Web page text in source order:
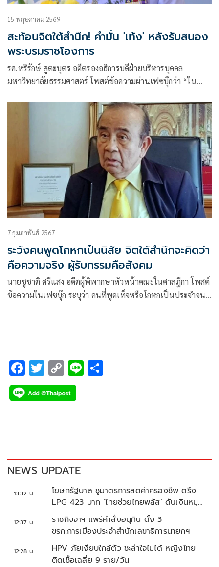
15 พฤษภาคม 2569
สะท้อนจิตใต้สำนึก! คำมั่น 'เท้ง' หลังรับสนอง
พระบรมราชโองการ
รศ.หริรักษ์ สูตะบุตร อดีตรองอธิการบดีฝ่ายบริหารบุคคล
มหาวิทยาลัยธรรมศาสตร์ โพสต์ข้อความผ่านเฟซบุ๊กว่า “ใน
สัญญาต่อพ่อแม่พี่น้องประชาชน
7 กุมภาพันธ์ 2567
ระวังคนพูดโกหกเป็นนิสัย จิตใต้สำนึกจะคิดว่า
คือความจริง ผู้รับกรรมคือสังคม
นายชูชาติ ศรีแสง อดีตผู้พิพากษาหัวหน้าคณะในศาลฎีกา โพสต์
ข้อความในเฟซบุ๊ก ระบุว่า คนที่พูดเท็จหรือโกหกเป็นประจำจน
F
ac
e
k
T
wi
tt
C
o
p
k
Li
NEWS UPDATE
13:32 น.
โฆษกรัฐบาล ชูมาตรการลดค่าครองชีพ ตรึง
LPG 423 บาท ‘ไทยช่วยไทยพลัส’ ดันเงินหมุน
แสนล้าน
12:37 น.
ราชกิจจาฯ แพร่คำสั่งอนุทิน ตั้ง 3
ขรก.การเมืองประจำสำนักเลขาธิการนายกฯ
12:28 น.
HPV ภัยเงียบใกล้ตัว ชะล่าใจไม่ได้ หญิงไทย
ติดเชื้อเฉลี่ย 9 ราย/วัน